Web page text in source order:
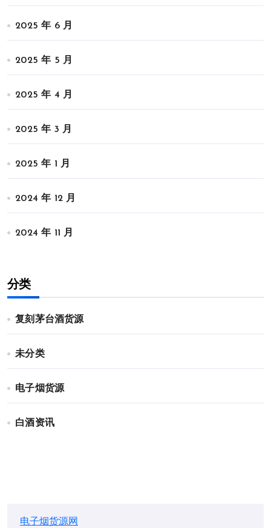
2025 年 6 月
2025 年 5 月
2025 年 4 月
2025 年 3 月
2025 年 1 月
2024 年 12 月
2024 年 11 月
分类
复刻茅台酒货源
未分类
电子烟货源
白酒资讯
电子烟货源网